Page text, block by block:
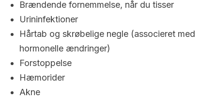
Brændende fornemmelse, når du tisser
Urininfektioner
Hårtab og skrøbelige negle (associeret med
hormonelle ændringer)
Forstoppelse
Hæmorider
Akne